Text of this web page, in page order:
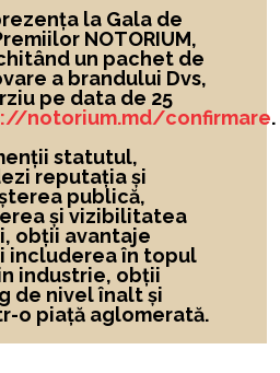
la Gala de
NOTORIUM,
un pachet de
a brandului Dvs,
pe data de 25
notorium.md/confirmare.
statutul,
reputația și
publică,
și vizibilitatea
, obții avantaje
includerea în topul
industrie, obții
de nivel înalt și
o piață aglomerată.